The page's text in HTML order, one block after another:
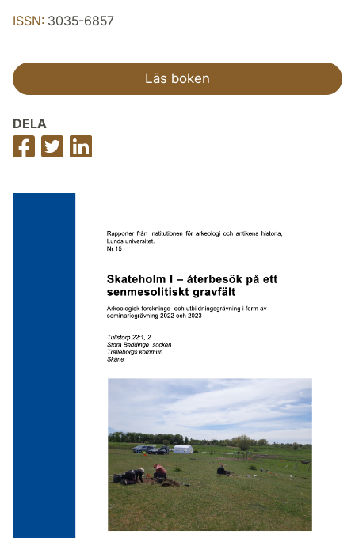
ISSN: 3035-6857
Läs boken
DELA
Dela
på
Dela
på
på